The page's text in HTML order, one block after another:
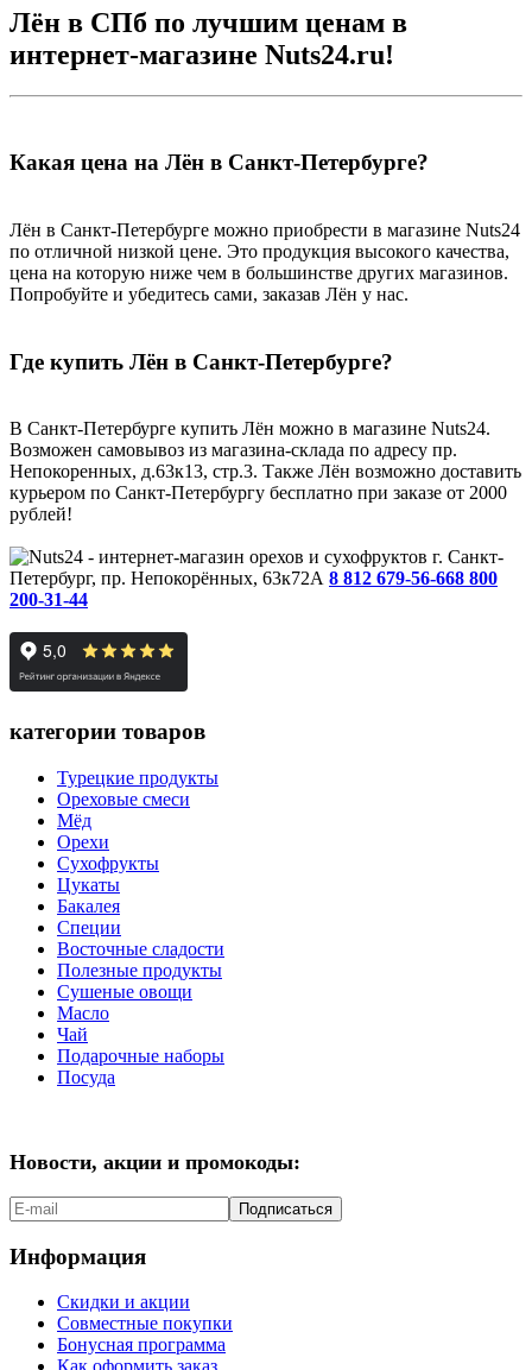
Лён в СПб по лучшим ценам в
интернет-магазине Nuts24.ru!
Какая цена на Лён в Санкт-Петербурге?
Лён в Санкт-Петербурге можно приобрести в магазине Nuts24
по отличной низкой цене. Это продукция высокого качества,
цена на которую ниже чем в большинстве других магазинов.
Попробуйте и убедитесь сами, заказав Лён у нас.
Где купить Лён в Санкт-Петербурге?
В Санкт-Петербурге купить Лён можно в магазине Nuts24.
Возможен самовывоз из магазина-склада по адресу пр.
Непокоренных, д.63к13, стр.3. Также Лён возможно доставить
курьером по Санкт-Петербургу бесплатно при заказе от 2000
рублей!
г. Санкт-
Петербург, пр. Непокорённых, 63к72А 8 812 679-56-668 800
200-31-44
категории товаров
Турецкие продукты
Ореховые смеси
Мёд
Орехи
Сухофрукты
Цукаты
Бакалея
Специи
Восточные сладости
Полезные продукты
Сушеные овощи
Масло
Чай
Подарочные наборы
Посуда
Новости, акции и промокоды:
Подписаться
Информация
Скидки и акции
Совместные покупки
Бонусная программа